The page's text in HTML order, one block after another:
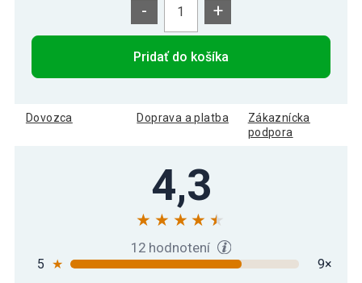
- +
Pridať do košíka
Dovozca Doprava a platba
Zákaznícka
podpora
4,3
12 hodnotení
5 ★
9×